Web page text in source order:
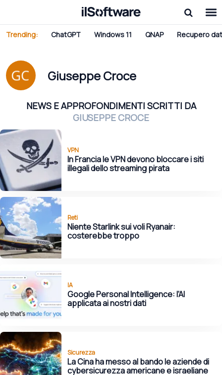
Trending: ChatGPT Windows 11 QNAP Recupero
Giuseppe Croce
NEWS E APPROFONDIMENTI SCRITTI DA
GIUSEPPE CROCE
VPN
In Francia le VPN devono bloccare i siti
illegali dello streaming pirata
Reti
Niente Starlink sui voli Ryanair:
costerebbe troppo
IA
Google Personal Intelligence: l'AI
applicata ai nostri dati
Sicurezza
La Cina ha messo al bando le aziende di
cybersicurezza americane e israeliane